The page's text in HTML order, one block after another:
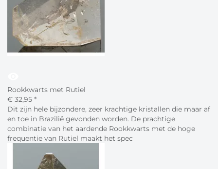
Rookkwarts met Rutiel
€ 32,95 *
Dit zijn hele bijzondere, zeer krachtige kristallen die maar af
en toe in Brazilië gevonden worden. De prachtige
combinatie van het aardende Rookkwarts met de hoge
frequentie van Rutiel maakt het spec